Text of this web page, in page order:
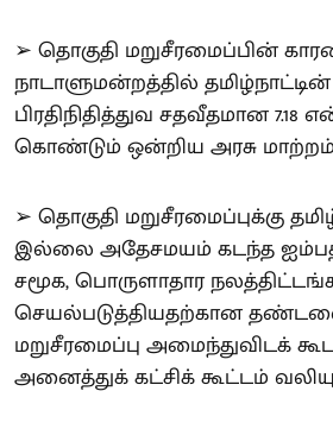
➢ தொகுதி மறுசீரமைப்பின்
நாடாளுமன்றத்தில்
பிரதிநிதித்துவ சதவீதமான
கொண்டும் ஒன்றிய அரசு மாற்றம்
➢ தொகுதி மறுசீரமைப்புக்கு
இல்லை அதேசமயம் கடந்த
சமூக, பொருளாதார
செயல்படுத்தியதற்கான
மறுசீரமைப்பு அமைந்துவிடக்
அனைத்துக் கட்சிக் கூட்டம்